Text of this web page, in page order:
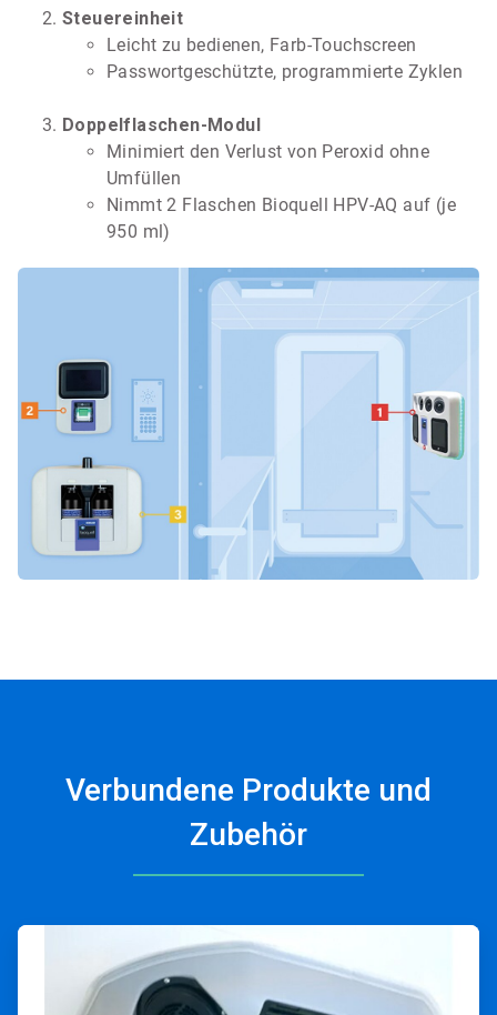
Steuereinheit
Leicht zu bedienen, Farb-Touchscreen
Passwortgeschützte, programmierte Zyklen
Doppelflaschen-Modul
Minimiert den Verlust von Peroxid ohne
Umfüllen
Nimmt 2 Flaschen Bioquell HPV-AQ auf (je
950 ml)
Verbundene Produkte und
Zubehör
ArticleTile